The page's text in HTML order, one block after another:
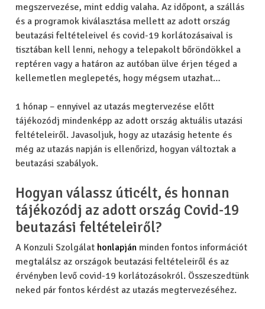
megszervezése, mint eddig valaha. Az időpont, a szállás
és a programok kiválasztása mellett az adott ország
beutazási feltételeivel és covid-19 korlátozásaival is
tisztában kell lenni, nehogy a telepakolt bőröndökkel a
reptéren vagy a határon az autóban ülve érjen téged a
kellemetlen meglepetés, hogy mégsem utazhat…
1 hónap – ennyivel az utazás megtervezése előtt
tájékozódj mindenképp az adott ország aktuális utazási
feltételeiről. Javasoljuk, hogy az utazásig hetente és
még az utazás napján is ellenőrizd, hogyan változtak a
beutazási szabályok.
Hogyan válassz úticélt, és honnan
tájékozódj az adott ország Covid-19
beutazási feltételeiről?
A Konzuli Szolgálat honlapján minden fontos információt
megtalálsz az országok beutazási feltételeiről és az
érvényben levő covid-19 korlátozásokról. Összeszedtünk
neked pár fontos kérdést az utazás megtervezéséhez.